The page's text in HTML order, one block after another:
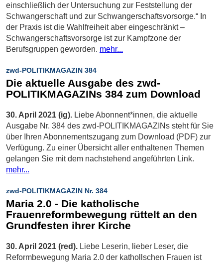
einschließlich der Untersuchung zur Feststellung der
Schwangerschaft und zur Schwangerschaftsvorsorge.“ In
der Praxis ist die Wahlfreiheit aber eingeschränkt –
Schwangerschaftsvorsorge ist zur Kampfzone der
Berufsgruppen geworden. mehr...
zwd-POLITIKMAGAZIN 384
Die aktuelle Ausgabe des zwd-
POLITIKMAGAZINs 384 zum Download
30. April 2021 (ig). Liebe Abonnent*innen, die aktuelle
Ausgabe Nr. 384 des zwd-POLITIKMAGAZINs steht für Sie
über Ihren Abonnementszugang zum Download (PDF) zur
Verfügung. Zu einer Übersicht aller enthaltenen Themen
gelangen Sie mit dem nachstehend angeführten Link.
mehr...
zwd-POLITIKMAGAZIN Nr. 384
Maria 2.0 - Die katholische
Frauenreformbewegung rüttelt an den
Grundfesten ihrer Kirche
30. April 2021 (red). Liebe Leserin, lieber Leser, die
Reformbewegung Maria 2.0 der kathollschen Frauen ist